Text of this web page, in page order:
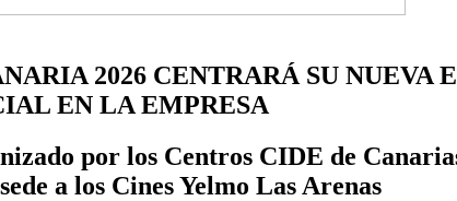
2026 CENTRARÁ SU
EN LA EMPRESA
por los Centros CIDE de
a los Cines Yelmo Las Arenas